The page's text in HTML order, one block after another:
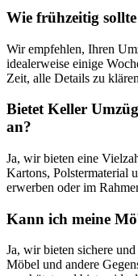
Wie frühzeitig
Wir empfehlen, Ihren
idealerweise einige
Zeit, alle Details zu
Bietet Keller
an?
Ja, wir bieten eine
Kartons, Polstermaterial
erwerben oder im
Kann ich meine
Ja, wir bieten sichere
Möbel und andere